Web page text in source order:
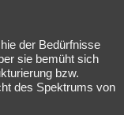
der Bedürfnisse
sie bemüht sich
bzw.
des Spektrums von